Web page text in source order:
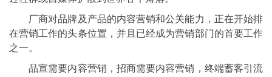
厂商对品牌及产品的内容营销和公关能力，正在开始排
在营销工作的头条位置，并且已经成为营销部门的首要工作
之一。
品宣需要内容营销，招商需要内容营销，终端蓄客引流